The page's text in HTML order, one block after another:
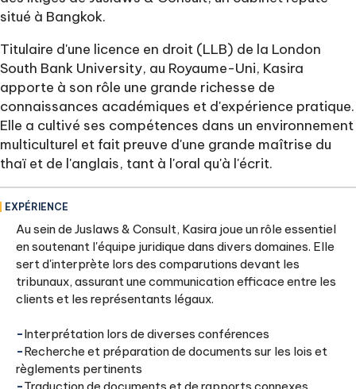
situé à Bangkok.
Titulaire d'une licence en droit (LLB) de la London
South Bank University, au Royaume-Uni, Kasira
apporte à son rôle une grande richesse de
connaissances académiques et d'expérience pratique.
Elle a cultivé ses compétences dans un environnement
multiculturel et fait preuve d'une grande maîtrise du
thaï et de l'anglais, tant à l'oral qu'à l'écrit.
EXPÉRIENCE
Au sein de Juslaws & Consult, Kasira joue un rôle essentiel
en soutenant l'équipe juridique dans divers domaines. Elle
sert d'interprète lors des comparutions devant les
tribunaux, assurant une communication efficace entre les
clients et les représentants légaux.
‍-Interprétation lors de diverses conférences
‍-Recherche et préparation de documents sur les lois et
règlements pertinents
‍-Traduction de documents et de rapports connexes